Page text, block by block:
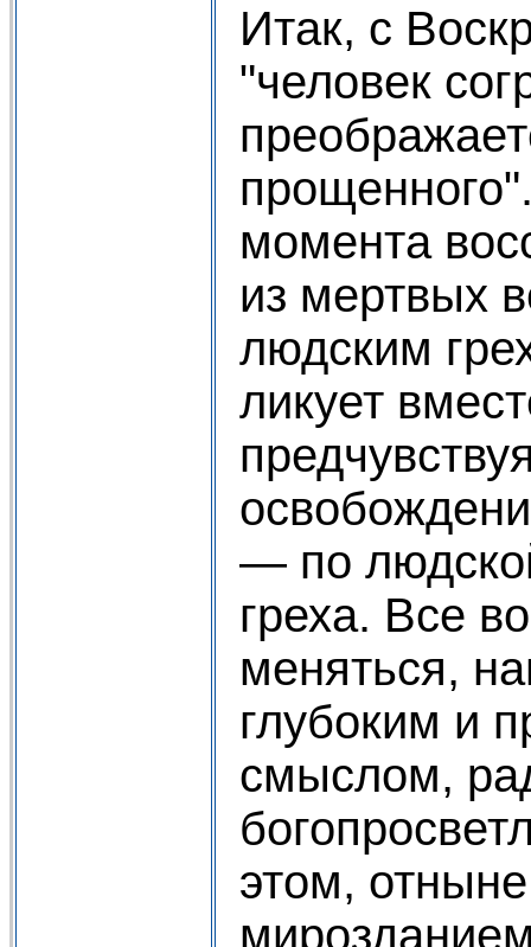
Итак, с
"человек
момента
из мертвых
людским
ликует
— по
греха. Все
меняться,
глубоким и
смыслом,
этом,